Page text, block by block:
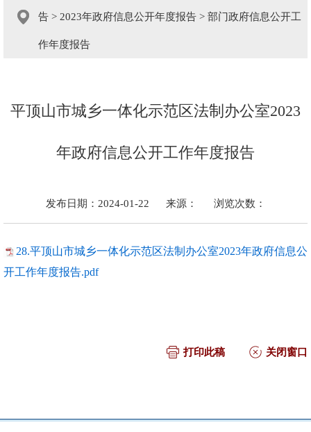
告 > 2023年政府信息公开年度报告 > 部门政府信息公开工
作年度报告
平顶山市城乡一体化示范区法制办公室2023
年政府信息公开工作年度报告
发布日期：2024-01-22 来源： 浏览次数：
28.平顶山市城乡一体化示范区法制办公室2023年政府信息公
开工作年度报告.pdf
打印此稿 关闭窗口